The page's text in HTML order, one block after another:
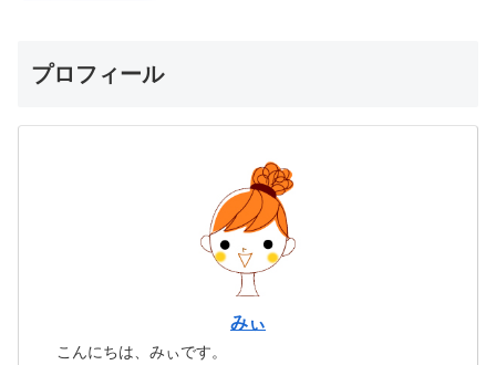
プロフィール
みぃ
こんにちは、みぃです。